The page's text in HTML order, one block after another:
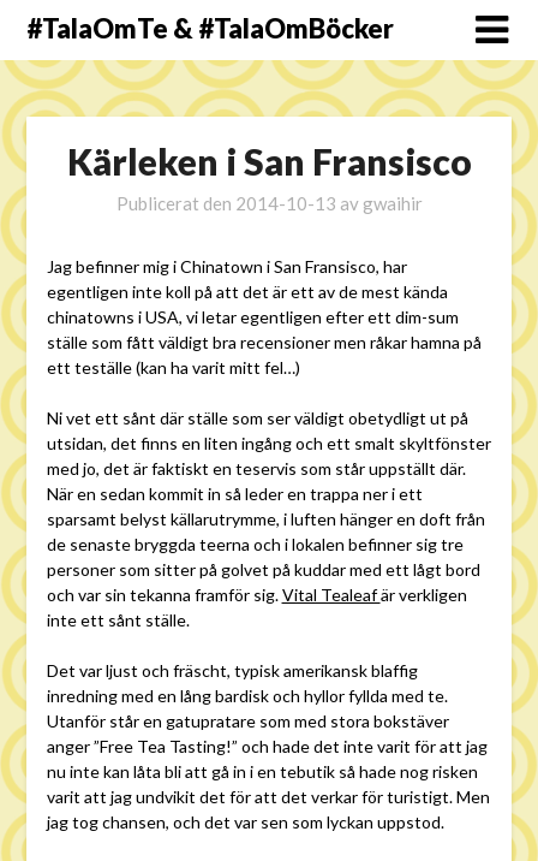
#TalaOmTe & #TalaOmBöcker
Kärleken i San Fransisco
Publicerat den 2014-10-13 av gwaihir
Jag befinner mig i Chinatown i San Fransisco, har
egentligen inte koll på att det är ett av de mest kända
chinatowns i USA, vi letar egentligen efter ett dim-sum
ställe som fått väldigt bra recensioner men råkar hamna på
ett teställe (kan ha varit mitt fel…)
Ni vet ett sånt där ställe som ser väldigt obetydligt ut på
utsidan, det finns en liten ingång och ett smalt skyltfönster
med jo, det är faktiskt en teservis som står uppställt där.
När en sedan kommit in så leder en trappa ner i ett
sparsamt belyst källarutrymme, i luften hänger en doft från
de senaste bryggda teerna och i lokalen befinner sig tre
personer som sitter på golvet på kuddar med ett lågt bord
och var sin tekanna framför sig.Vital Tealeafär verkligen
inte ett sånt ställe.
Det var ljust och fräscht, typisk amerikansk blaffig
inredning med en lång bardisk och hyllor fyllda med te.
Utanför står en gatupratare som med stora bokstäver
anger ”Free Tea Tasting!” och hade det inte varit för att jag
nu inte kan låta bli att gå in i en tebutik så hade nog risken
varit att jag undvikit det för att det verkar för turistigt. Men
jag tog chansen, och det var sen som lyckan uppstod.